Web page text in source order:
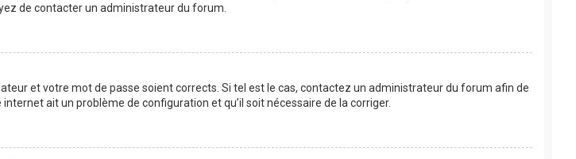
de contacter un administrateur du forum.
et votre mot de passe soient corrects. Si tel est le cas, contactez un administrateur du forum afin de
ait un problème de configuration et qu’il soit nécessaire de la corriger.